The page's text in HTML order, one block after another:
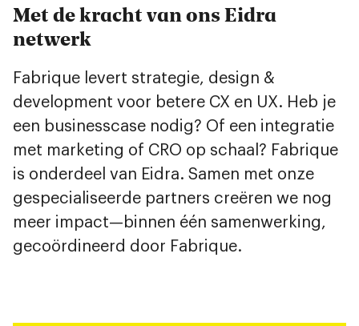
Met de kracht van ons Eidra
netwerk
Fabrique levert strategie, design &
development voor betere CX en UX. Heb je
een businesscase nodig? Of een integratie
met marketing of CRO op schaal? Fabrique
is onderdeel van Eidra. Samen met onze
gespecialiseerde partners creëren we nog
meer impact—binnen één samenwerking,
gecoördineerd door Fabrique.